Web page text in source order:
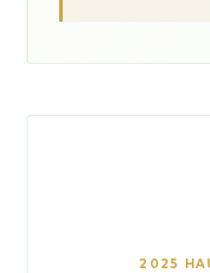
2025